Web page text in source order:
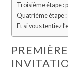
Troisième étape :
Quatrième étape
Et si vous tentiez